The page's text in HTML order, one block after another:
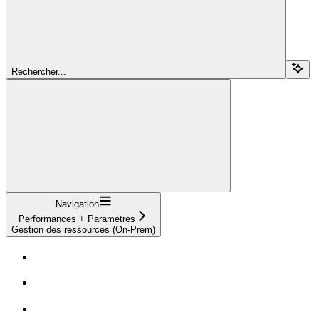
Rechercher...
Navigation
Performances + Parametres
Gestion des ressources (On-Prem)